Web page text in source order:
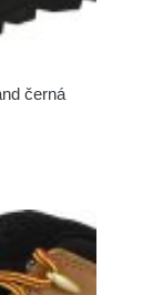
černá